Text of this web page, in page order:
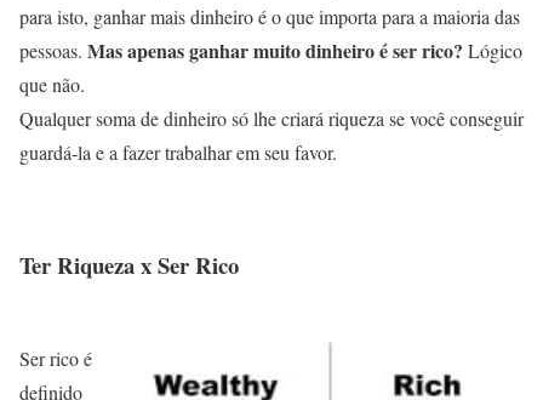
para isto, ganhar mais dinheiro é o que importa para a maioria das
pessoas. Mas apenas ganhar muito dinheiro é ser rico? Lógico
que não.
Qualquer soma de dinheiro só lhe criará riqueza se você conseguir
guardá-la e a fazer trabalhar em seu favor.
Ter Riqueza x Ser Rico
Ser rico é
definido